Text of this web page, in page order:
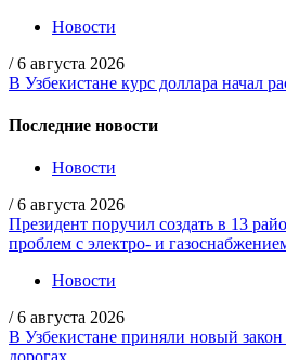
Новости
/ 6 августа 2026
В Узбекистане курс доллара начал
Последние новости
Новости
/ 6 августа 2026
Президент поручил создать в 13
проблем с электро- и
Новости
/ 6 августа 2026
В Узбекистане приняли новый